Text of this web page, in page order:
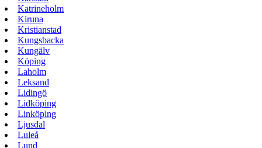
Katrineholm
Kiruna
Kristianstad
Kungsbacka
Kungälv
Köping
Laholm
Leksand
Lidingö
Lidköping
Linköping
Ljusdal
Luleå
Lund